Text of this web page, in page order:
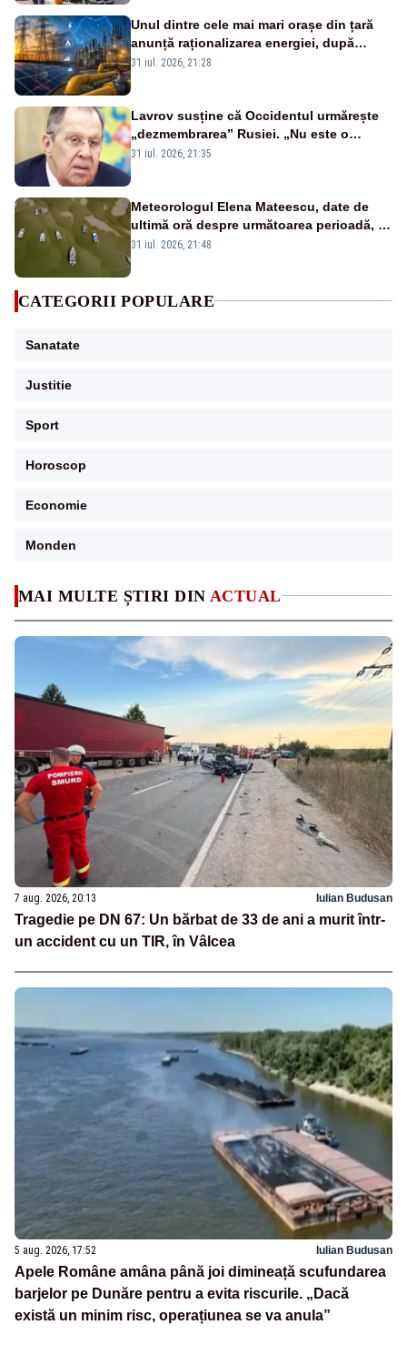
MAI MULTE ȘTIRI DIN ACTUAL
7 aug. 2026, 20:13 Iulian Budusan
Tragedie pe DN 67: Un bărbat de 33 de ani a murit într-
un accident cu un TIR, în Vâlcea
5 aug. 2026, 17:52 Iulian Budusan
Apele Române amâna până joi dimineață scufundarea
barjelor pe Dunăre pentru a evita riscurile. „Dacă
există un minim risc, operațiunea se va anula”
Unul dintre cele mai mari orașe din țară
anunță raționalizarea energiei, după
intrarea în stare de alertă energetică
31 iul. 2026, 21:28
Lavrov susține că Occidentul urmărește
„dezmembrarea” Rusiei. „Nu este o
glumă, s-a unit împotriva noastră”
31 iul. 2026, 21:35
Meteorologul Elena Mateescu, date de
ultimă oră despre următoarea perioadă, în
contextul alertei energetice provocate de
31 iul. 2026, 21:48
CATEGORII POPULARE
Sanatate
Justitie
Sport
Horoscop
Economie
Monden